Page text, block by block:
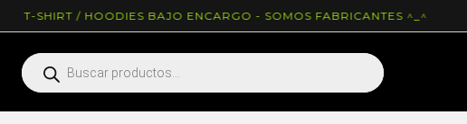
T-SHIRT / HOODIES BAJO ENCARGO - SOMOS FABRICANTES ^_^
Búsqueda
de
productos